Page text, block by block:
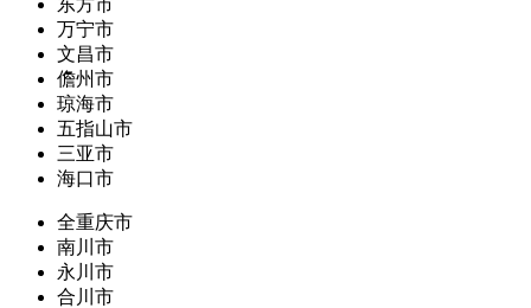
东方市
万宁市
文昌市
儋州市
琼海市
五指山市
三亚市
海口市
全重庆市
南川市
永川市
合川市